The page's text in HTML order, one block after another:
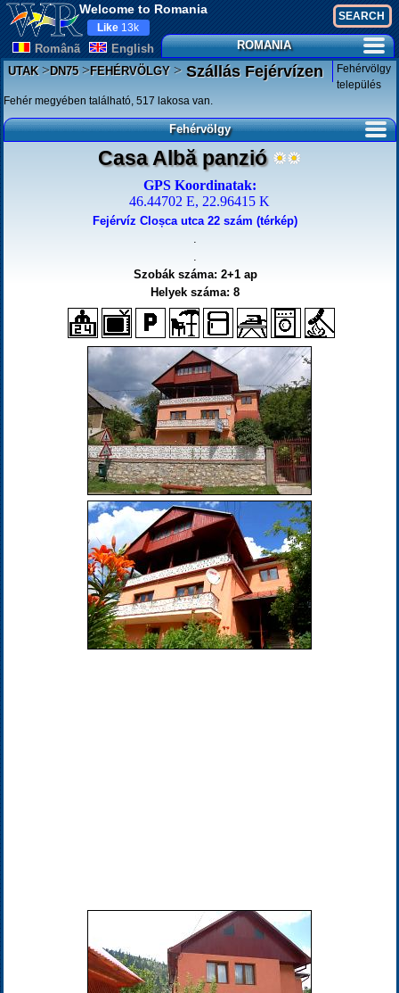
Welcome to Romania
Românã English
Like 13k
ROMANIA
UTAK>DN75>FEHÉRVÖLGY>Szállás Fejérvízen
Fehérvölgy
település
Fehér megyében található, 517 lakosa van.
Fehérvölgy
Casa Albă panzió
GPS Koordinatak:
46.44702 E, 22.96415 K
Fejérvíz Cloșca utca 22 szám (térkép)
.
.
Szobák száma: 2+1 ap
Helyek száma: 8